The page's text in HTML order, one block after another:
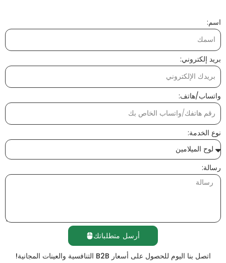
اسم:
بريد إلكتروني:
واتساب/هاتف:
نوع الخدمة:
رسالة:
أرسل متطلباتك
اتصل بنا اليوم للحصول على أسعار B2B التنافسية والعينات المجانية!